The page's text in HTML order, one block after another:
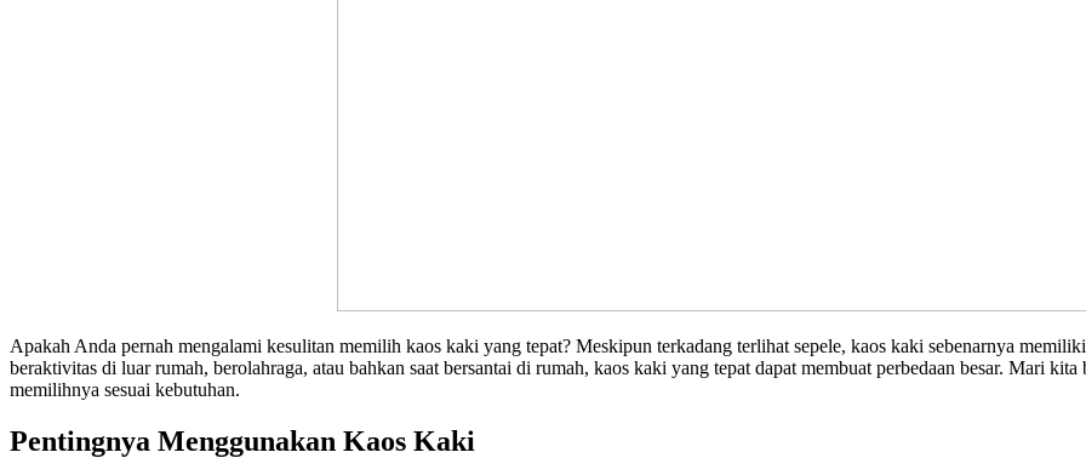
Apakah Anda pernah mengalami kesulitan memilih kaos kaki yang tepat? Meskipun terkadang terlihat sepele, kaos kaki sebenarnya
beraktivitas di luar rumah, berolahraga, atau bahkan saat bersantai di rumah, kaos kaki yang tepat dapat membuat perbedaan besar. Mari
memilihnya sesuai kebutuhan.
Pentingnya Menggunakan Kaos Kaki